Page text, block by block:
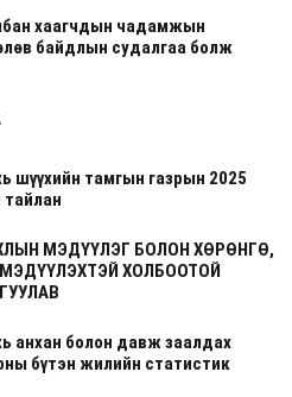
хаагчдын чадамжын
байдлын судалгаа болж
шүүхийн тамгын газрын 2025
МЭДҮҮЛЭГ БОЛОН ХӨРӨНГӨ,
ХОЛБООТОЙ
анхан болон давж заалдах
бүтэн жилийн статистик